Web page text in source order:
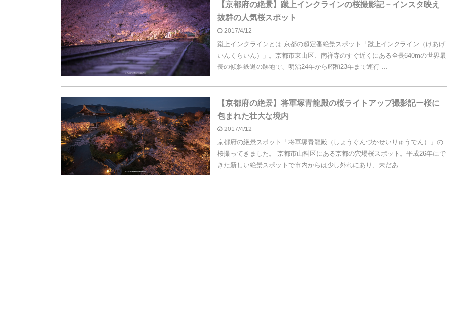
【京都府の絶景】蹴上インクラインの桜撮影記－インスタ映え
抜群の人気桜スポット
2017/4/12
蹴上インクラインとは 京都の超定番絶景スポット「蹴上インクライン（けあげ
いんくらいん）」。京都市東山区、南禅寺のすぐ近くにある全長640mの世界最
長の傾斜鉄道の跡地で、明治24年から昭和23年まで運行 ...
【京都府の絶景】将軍塚青龍殿の桜ライトアップ撮影記ー桜に
包まれた壮大な境内
2017/4/12
京都府の絶景スポット「将軍塚青龍殿（しょうぐんづかせいりゅうでん）」の
桜撮ってきました。 京都市山科区にある京都の穴場桜スポット。平成26年にで
きた新しい絶景スポットで市内からは少し外れにあり、未だあ ...